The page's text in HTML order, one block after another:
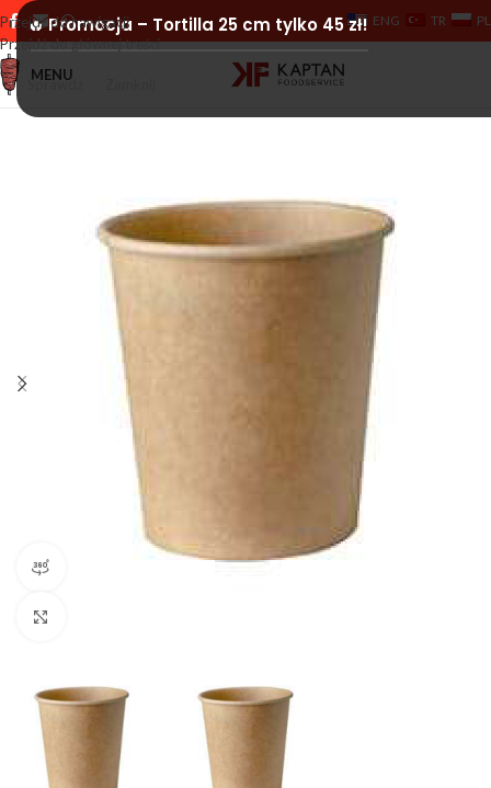
Przejdź do nawigacji
Przejdź do głównej treści
🔥 Promocja – Tortilla 25 cm tylko 45 zł!
Sprawdź
ENG TR PL
MENU